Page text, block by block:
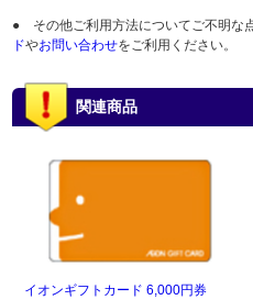
● その他ご利用方法についてご不明な
ドやお問い合わせをご利用ください。
関連商品
イオンギフトカード 6,000円券